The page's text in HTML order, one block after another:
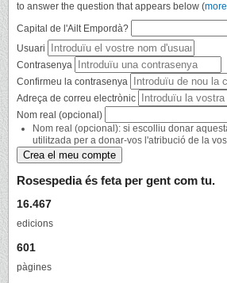
to answer the question that appears below (
Capital de l'Ailt Empordà?
Usuari
Contrasenya
Confirmeu la contrasenya
Adreça de correu electrònic
Nom real (opcional)
Nom real (opcional): si escolliu donar
utilitzada per a donar-vos l'atribució de la
Rosespedia és feta per gent com tu.
16.467
edicions
601
pàgines